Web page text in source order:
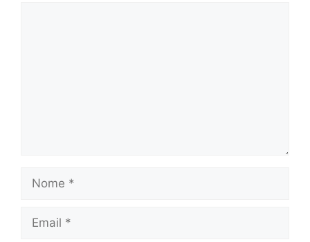
Nome
Email